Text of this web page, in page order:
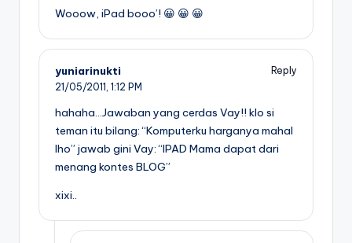
Wooow, iPad booo’! 😀 😀 😀
yuniarinukti
Reply
21/05/2011, 1:12 PM
hahaha…Jawaban yang cerdas Vay!! klo si
teman itu bilang: “Komputerku harganya mahal
lho” jawab gini Vay: “IPAD Mama dapat dari
menang kontes BLOG”
xixi..